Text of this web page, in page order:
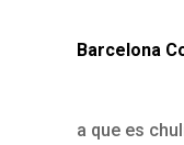
Barcelona
a que es